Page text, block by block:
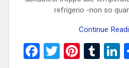
refrigerio -non so
Continue
Facebook
Twitter